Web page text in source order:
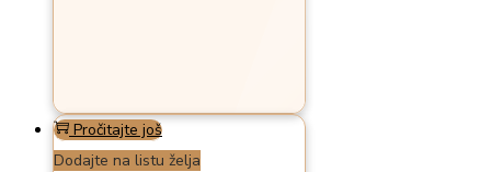
Pročitajte još
Dodajte na listu želja